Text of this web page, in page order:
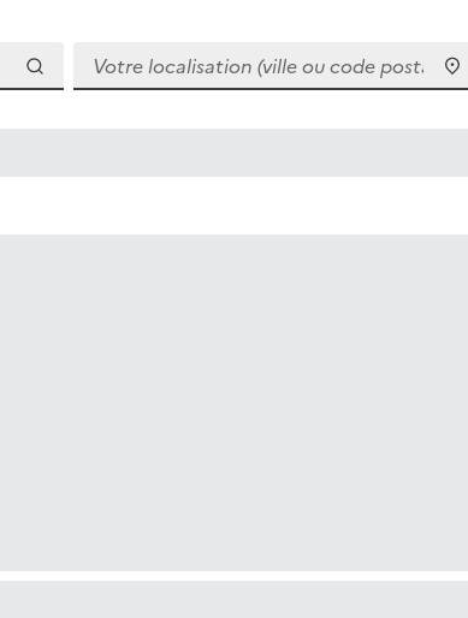
Votre localisation (ville ou code postal)